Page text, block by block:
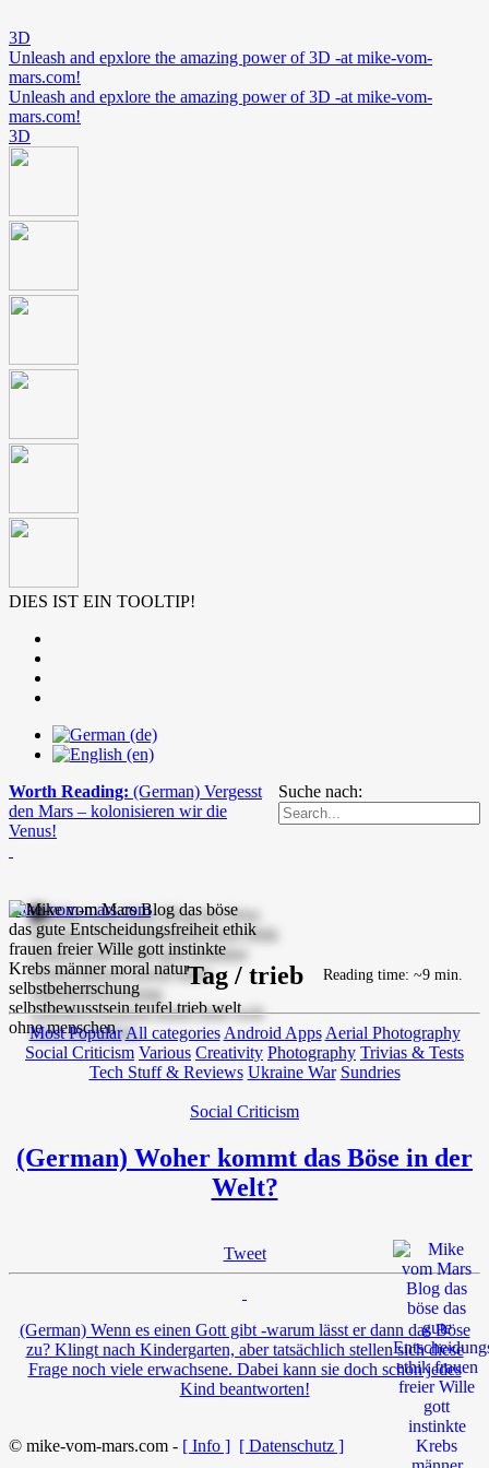
3D
Unleash and epxlore the amazing power of 3D -at mike-vom-
mars.com!
Unleash and epxlore the amazing power of 3D -at mike-vom-
mars.com!
3D
DIES IST EIN TOOLTIP!
Suche nach:
Worth Reading: (German) Vergesst
den Mars – kolonisieren wir die
Venus!
mike-vom-mars.com
Tag / trieb
Most Popular All categories Android Apps Aerial Photography
Social Criticism Various Creativity Photography Trivias & Tests
Tech Stuff & Reviews Ukraine War Sundries
Social Criticism
(German) Woher kommt das Böse in der
Welt?
Tweet
Reading time: ~9 min.
(German) Wenn es einen Gott gibt -warum lässt er dann das Böse
zu? Klingt nach Kindergarten, aber tatsächlich stellen sich diese
Frage noch viele erwachsene. Dabei kann sie doch schon jedes
Kind beantworten!
© mike-vom-mars.com - [ Info ] [ Datenschutz ]